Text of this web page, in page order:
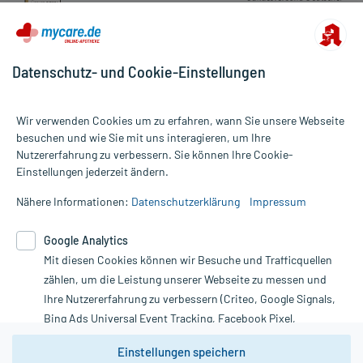
Alle Preise gelten inkl. MwSt., ggf. zzgl. Versandkosten
Informationen auf dieser Website werden ausschließlich für
die Untersuchung und Behandlung durch einen Arzt. Bitte
Therapien eingeleitet werden können. | Diese Webseite benutzt
Google Analytics. Lesen Sie bitte dazu die wichtigen Hinweise in
unserer Datenschutzerklärung. Für den Widerruf einer Bestellung
nutzen Sie das Formular:
Vertrag widerrufen
Datenschutz- und Cookie-Einstellungen
Wir verwenden Cookies um zu erfahren, wann Sie unsere Webseite
besuchen und wie Sie mit uns interagieren, um Ihre
Nutzererfahrung zu verbessern. Sie können Ihre Cookie-
Einstellungen jederzeit ändern.
Nähere Informationen: Datenschutzerklärung Impressum
Google Analytics
Mit diesen Cookies können wir Besuche und Trafficquellen
zählen, um die Leistung unserer Webseite zu messen und
Ihre Nutzererfahrung zu verbessern (Criteo, Google Signals,
Bing Ads Universal Event Tracking, Facebook Pixel,
Youtube-Social Plugin).
Einstellungen speichern